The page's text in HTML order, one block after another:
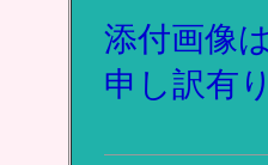
添付画像
申し訳有